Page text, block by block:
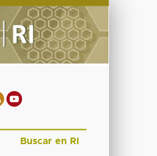
Buscar en RI